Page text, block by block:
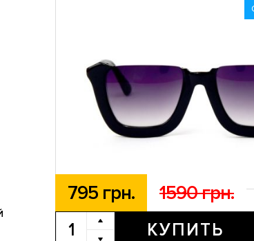
795 грн. 1590 грн.
КУПИТЬ